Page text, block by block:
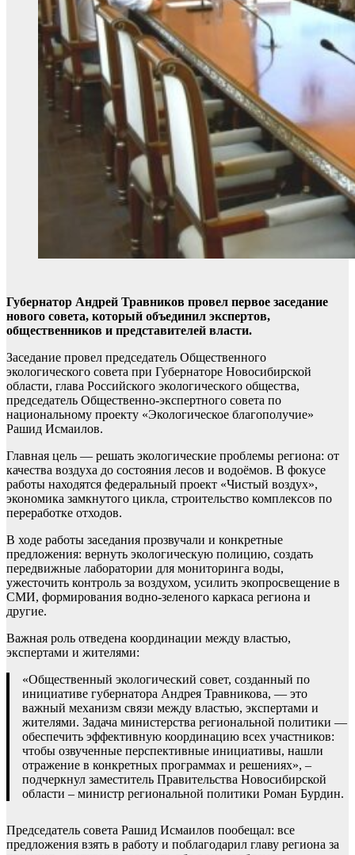
Губернатор Андрей Травников провел первое заседание
нового совета, который объединил экспертов,
общественников и представителей власти.
Заседание провел председатель Общественного
экологического совета при Губернаторе Новосибирской
области, глава Российского экологического общества,
председатель Общественно-экспертного совета по
национальному проекту «Экологическое благополучие»
Рашид Исмаилов.
Главная цель — решать экологические проблемы региона: от
качества воздуха до состояния лесов и водоёмов. В фокусе
работы находятся федеральный проект «Чистый воздух»,
экономика замкнутого цикла, строительство комплексов по
переработке отходов.
В ходе работы заседания прозвучали и конкретные
предложения: вернуть экологическую полицию, создать
передвижные лаборатории для мониторинга воды,
ужесточить контроль за воздухом, усилить экопросвещение в
СМИ, формирования водно-зеленого каркаса региона и
другие.
Важная роль отведена координации между властью,
экспертами и жителями:
«Общественный экологический совет, созданный по
инициативе губернатора Андрея Травникова, — это
важный механизм связи между властью, экспертами и
жителями. Задача министерства региональной политики —
обеспечить эффективную координацию всех участников:
чтобы озвученные перспективные инициативы, нашли
отражение в конкретных программах и решениях», –
подчеркнул заместитель Правительства Новосибирской
области – министр региональной политики Роман Бурдин.
Председатель совета Рашид Исмаилов пообещал: все
предложения взять в работу и поблагодарил главу региона за